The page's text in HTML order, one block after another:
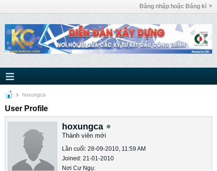
Đăng nhập hoặc Đăng kí
hoxungca
User Profile
hoxungca
Thành viên mới
Lần cuối: 28-09-2010, 11:59 AM
Joined: 21-01-2010
Nơi Cư Ngụ: